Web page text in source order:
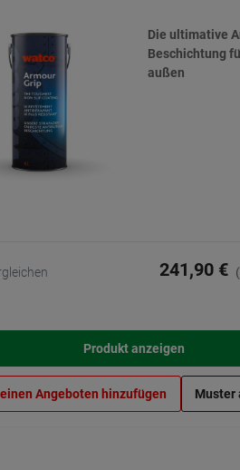
Die ultimative
Beschichtung
außen
241,90 €
Produkt anzeigen
Angeboten hinzufügen Muster